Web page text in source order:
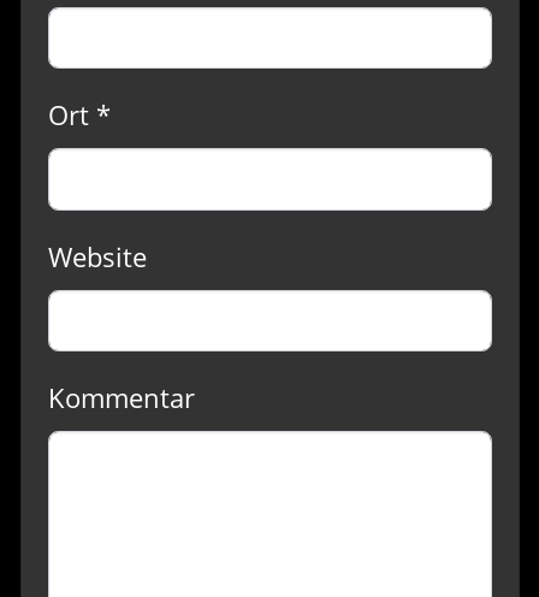
Ort *
Website
Kommentar